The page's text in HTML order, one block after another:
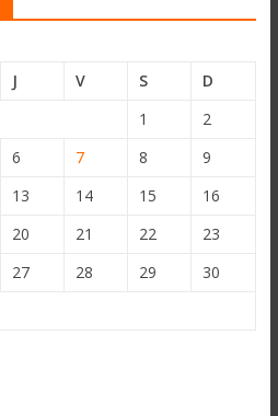
J V S
D
1
2
6 7 8
9
13 14 15
16
20 21 22
23
27 28 29
30